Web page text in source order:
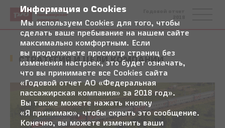
Федеральная
пассажирская
СТРАТЕГИЯ И ЦЕЛИ КОМПАНИИ
Информация о Cookies
Мы используем Cookies для того, чтобы
сделать ваше пребывание на нашем сайте
максимально комфортным. Если
вы продолжаете просмотр страниц без
изменения настроек, это будет означать,
что вы принимаете все Cookies сайта
«Годовой отчет АО «Федеральная
пассажирская компания» за 2018 год».
Вы также можете нажать кнопку
«Я принимаю», чтобы скрыть это сообщение.
Конечно, вы можете изменить ваши